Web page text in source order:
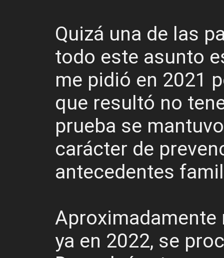
Quizá una de las
todo este asunto
me pidió en 2021
que resultó no
prueba se
carácter de
antecedentes
Aproximadamente
ya en 2022, se